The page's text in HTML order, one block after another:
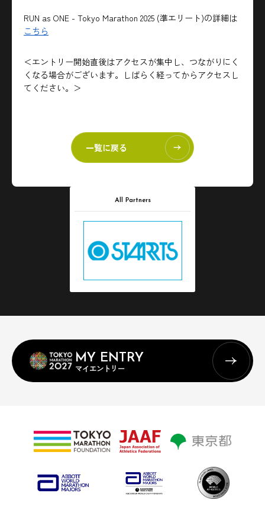
RUN as ONE - Tokyo Marathon 2025 (準エリート)の詳細は
こちら
＜エントリー開始直後はアクセスが集中し、つながりにく
くなる場合がございます。しばらく経ってからアクセスし
てください。＞
一覧に戻る
All Partners
MY ENTRY
マイエントリー